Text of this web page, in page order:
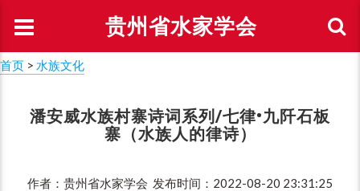
贵州省水家学会
首页 > 水族文化
潘安威水族村寨诗词系列/七律•九阡石板
寨（水族人的律诗）
作者：贵州省水家学会 发布时间：2022-08-20 23:31:25